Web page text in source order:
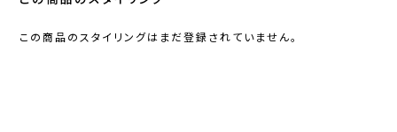
この商品のスタイリングはまだ登録されていません。